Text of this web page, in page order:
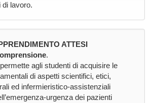
di lavoro.
ATTESI
.
agli studenti di acquisire le
di aspetti scientifici, etici,
ed infermieristico-assistenziali
urgenza dei pazienti